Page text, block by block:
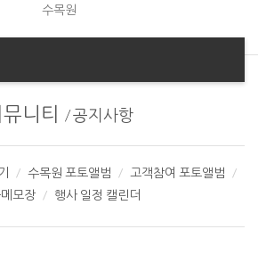
수목원
니티 /공지사항
수목원 포토앨범
고객참여 포토앨범
모장
행사 일정 캘린더